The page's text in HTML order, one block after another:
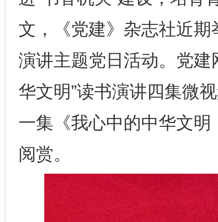
文，《党建》杂志社近期
演讲主题党日活动。党建
华文明”读书演讲四集微
一集《我心中的中华文
阅赏。